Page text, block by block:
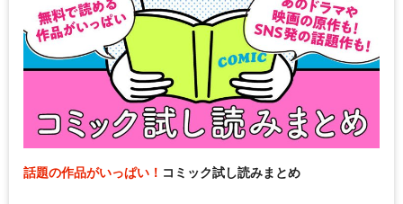
話題の作品がいっぱい！ コミック試し読みまとめ